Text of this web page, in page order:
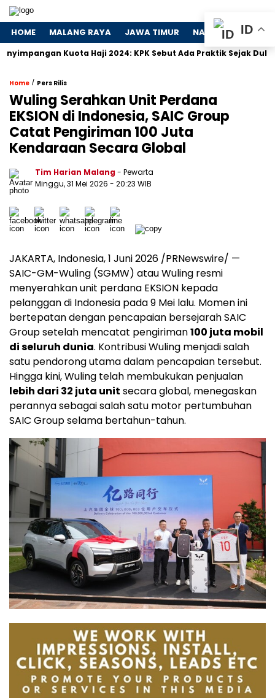
HOME MALANG RAYA JAWA TIMUR NASIONAL
Kuota Haji 2024: KPK Sebut Ada Praktik Sejak Dulu
Home / Pers Rilis
Wuling Serahkan Unit Perdana
EKSION di Indonesia, SAIC Group
Catat Pengiriman 100 Juta
Kendaraan Secara Global
Tim Harian Malang- Pewarta
Minggu, 31 Mei 2026 - 20:23 WIB
JAKARTA, Indonesia, 1 Juni 2026 /PRNewswire/ —
SAIC-GM-Wuling (SGMW) atau Wuling resmi
menyerahkan unit perdana EKSION kepada
pelanggan di Indonesia pada 9 Mei lalu. Momen ini
bertepatan dengan pencapaian bersejarah SAIC
Group setelah mencatat pengiriman100 juta mobil
di seluruh dunia. Kontribusi Wuling menjadi salah
satu pendorong utama dalam pencapaian tersebut.
Hingga kini, Wuling telah membukukan penjualan
lebih dari 32 juta unit secara global, menegaskan
perannya sebagai salah satu motor pertumbuhan
SAIC Group selama bertahun-tahun.
ID